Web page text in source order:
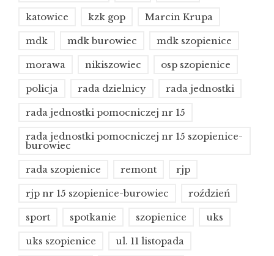
katowice kzk gop Marcin Krupa
mdk mdk burowiec mdk szopienice
morawa nikiszowiec osp szopienice
policja rada dzielnicy rada jednostki
rada jednostki pomocniczej nr 15
rada jednostki pomocniczej nr 15 szopienice-
burowiec
rada szopienice remont rjp
rjp nr 15 szopienice-burowiec roździeń
sport spotkanie szopienice uks
uks szopienice ul. 11 listopada